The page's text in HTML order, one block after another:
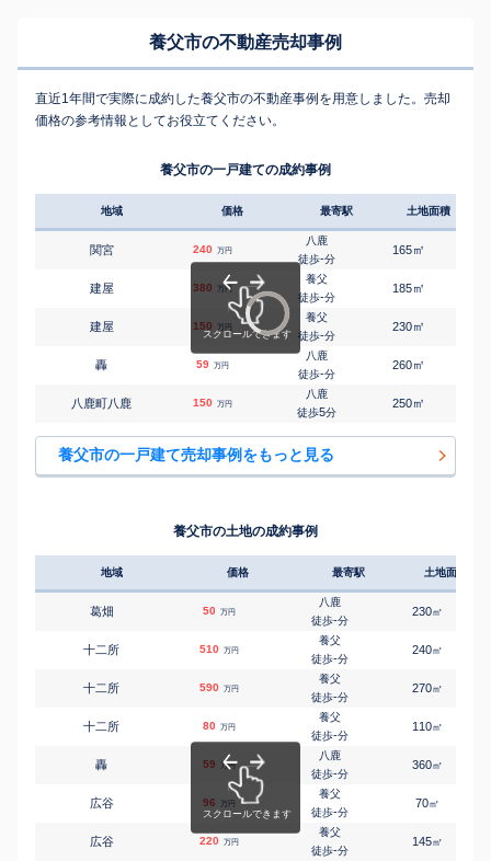
養父市の不動産売却事例
直近1年間で実際に成約した養父市の不動産事例を用意しました。売却
価格の参考情報としてお役立てください。
養父市の一戸建ての成約事例
地域 価格 最寄駅 土地面積
関宮 240 万円
八鹿
徒歩-分
165㎡
建屋 380 万円
養父
徒歩-分
185㎡
建屋 150 万円
養父
徒歩-分
230㎡
轟 59 万円
八鹿
徒歩-分
260㎡
八鹿町八鹿 150 万円
八鹿
徒歩5分
250㎡
養父市の一戸建て売却事例をもっと見る
養父市の土地の成約事例
地域 価格 最寄駅 土地面積
葛畑 50 万円
八鹿
徒歩-分
230㎡
十二所 510 万円
養父
徒歩-分
240㎡
十二所 590 万円
養父
徒歩-分
270㎡
十二所 80 万円
養父
徒歩-分
110㎡
轟 59 万円
八鹿
徒歩-分
360㎡
広谷 96 万円
養父
徒歩-分
70㎡
広谷 220 万円
養父
徒歩-分
145㎡